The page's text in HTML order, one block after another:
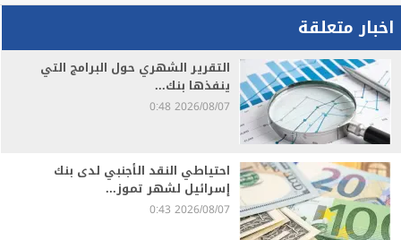
اخبار متعلقة
التقرير الشهري حول البرامج التي
ينفذها بنك...
2026/08/07 0:48
احتياطي النقد الأجنبي لدى بنك
إسرائيل لشهر تموز...
2026/08/07 0:43